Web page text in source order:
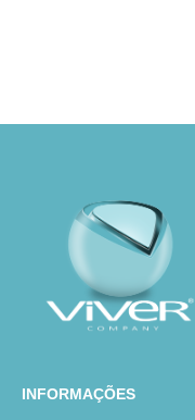
INFORMAÇÕES